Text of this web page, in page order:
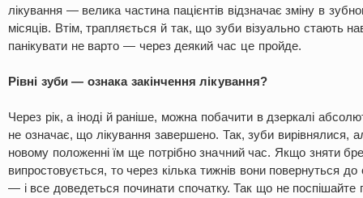
лікування — велика частина пацієнтів відзначає зміну в
місяців. Втім, трапляється й так, що зуби візуально стають
панікувати не варто — через деякий час це пройде.
Рівні зуби — ознака закінчення лікування?
Через рік, а іноді й раніше, можна побачити в дзеркалі
не означає, що лікування завершено. Так, зуби вирівнялися,
новому положенні їм ще потрібно значний час. Якщо зняти
випростовується, то через кілька тижнів вони повернуться
— і все доведеться починати спочатку. Так що не поспішайте